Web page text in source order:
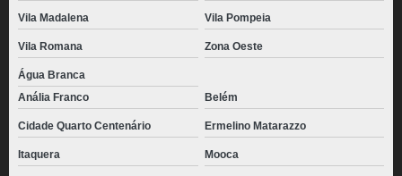
Vila Madalena Vila Pompeia
Vila Romana Zona Oeste
Água Branca
Anália Franco
Belém
Cidade Quarto Centenário Ermelino Matarazzo
Itaquera Mooca